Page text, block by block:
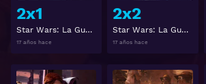
2x1
Star Wars: La Guerra de los Clones 2x1
17 años hace
2x2
Star Wars: La Guerra de los Clones 2x2
17 años hace
Ver